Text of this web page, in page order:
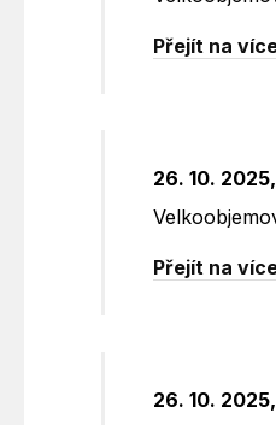
Přejít na
26. 10.
Přejít na
26. 10.